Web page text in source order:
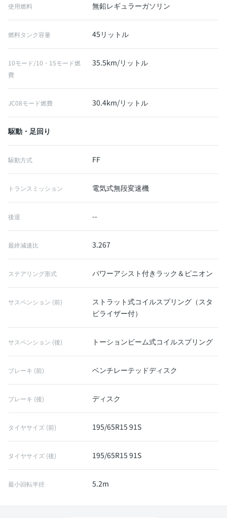
使用燃料 無鉛レギュラーガソリン
燃料タンク容量 45リットル
10モード/10・15モード燃
費
35.5km/リットル
JC08モード燃費 30.4km/リットル
駆動・足回り
駆動方式 FF
トランスミッション 電気式無段変速機
後退 --
最終減速比 3.267
ステアリング形式 パワーアシスト付きラック＆ピニオン
サスペンション (前)
ストラット式コイルスプリング（スタ
ビライザー付）
サスペンション (後) トーションビーム式コイルスプリング
ブレーキ (前) ベンチレーテッドディスク
ブレーキ (後) ディスク
タイヤサイズ (前) 195/65R15 91S
タイヤサイズ (後) 195/65R15 91S
最小回転半径 5.2m